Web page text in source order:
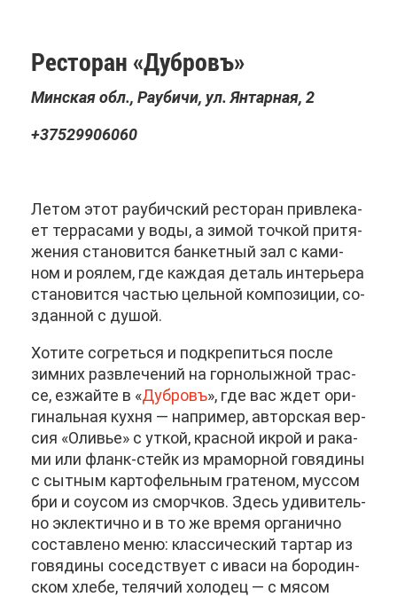
Ре­сто­ран «Дуб­ровъ»
Мин­ская обл., Рау­би­чи, ул. Ян­тар­ная, 2
+37529906060
Ле­том этот рау­бич­ский ре­сто­ран при­вле­ка­
ет тер­ра­са­ми у во­ды, а зи­мой точ­кой при­тя­
же­ния ста­но­вит­ся бан­кет­ный зал с ка­ми­
ном и ро­я­лем, где каж­дая де­таль ин­те­рье­ра
ста­но­вит­ся ча­стью цель­ной ком­по­зи­ции, со­
здан­ной с ду­шой.
Хо­ти­те со­греть­ся и под­кре­пить­ся по­сле
зим­них раз­вле­че­ний на гор­но­лыж­ной трас­
се, ез­жай­те в «Дуб­ровъ», где вас ждет ори­
ги­наль­ная кух­ня — на­при­мер, ав­тор­ская вер­
сия «Оли­вье» с ут­кой, крас­ной ик­рой и ра­ка­
ми или фланк-стейк из мра­мор­ной го­вя­ди­ны
с сыт­ным кар­то­фель­ным гра­те­ном, мус­сом
бри и со­усом из сморч­ков. Здесь уди­ви­тель­
но эк­лек­тич­но и в то же вре­мя ор­га­нич­но
со­став­ле­но ме­ню: клас­си­че­ский тар­тар из
го­вя­ди­ны со­сед­ству­ет с ива­си на бо­ро­дин­
ском хле­бе, те­ля­чий хо­ло­дец — с мя­сом